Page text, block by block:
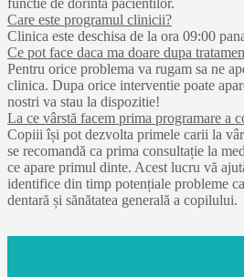
Care este programul clinicii?
Clinica este deschisa de la ora 09:00
Ce pot face daca ma doare dupa
Pentru orice problema va rugam sa ne
clinica. Dupa orice interventie poate
nostri va stau la dispozitie!
La ce vârstă facem prima programare a
Copiii își pot dezvolta primele carii la
se recomandă ca prima consultație la
ce apare primul dinte. Acest lucru vă
identifice din timp potențiale probleme
dentară și sănătatea generală a copilului.